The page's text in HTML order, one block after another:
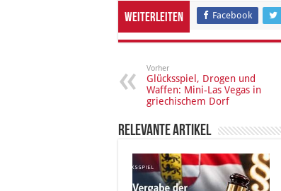
Weiterleiten Facebook
Vorher
Glücksspiel, Drogen und
Waffen: Mini-Las Vegas in
griechischem Dorf
Relevante Artikel